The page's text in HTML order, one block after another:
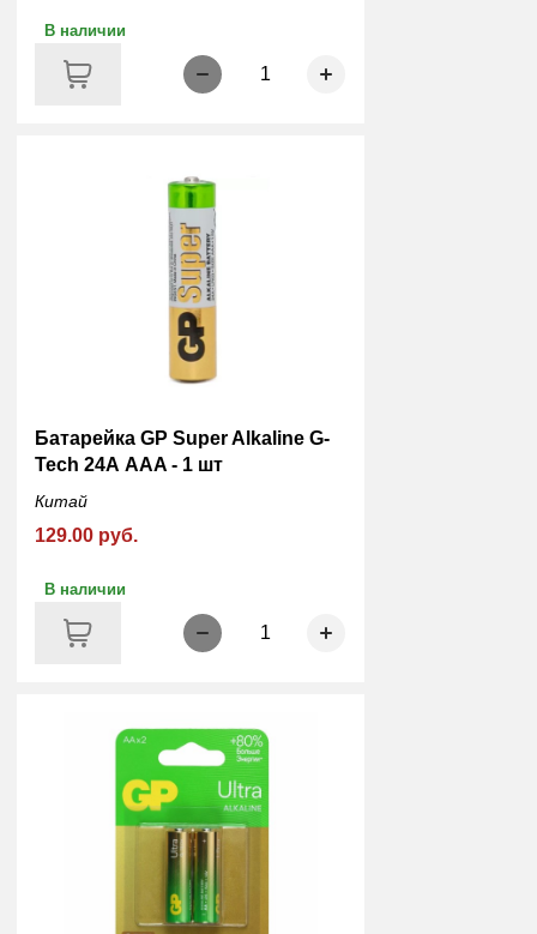
В наличии
1
Батарейка GP Super Alkaline G-
Tech 24А ААA - 1 шт
Китай
129.00 руб.
В наличии
1